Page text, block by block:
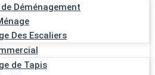
Déménagement
Des Escaliers
de Tapis